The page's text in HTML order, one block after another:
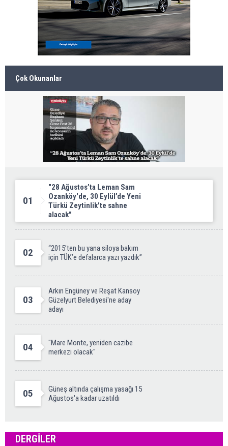
Çok Okunanlar
01
"28 Ağustos’ta Leman Sam
Ozanköy'de, 30 Eylül’de Yeni
Türkü Zeytinlik'te sahne
alacak"
02
“2015’ten bu yana siloya bakım
için TÜK’e defalarca yazı yazdık”
03
Arkın Engüney ve Reşat Kansoy
Güzelyurt Belediyesi'ne aday
adayı
04
"Mare Monte, yeniden cazibe
merkezi olacak"
05
Güneş altında çalışma yasağı 15
Ağustos'a kadar uzatıldı
DERGILER